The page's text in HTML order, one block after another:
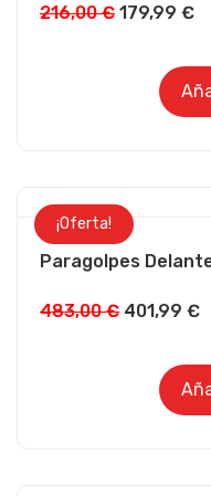
216,00€ El
original
179,99 €El
¡Oferta!
Paragolpes
483,00€ El
original
401,99 €El